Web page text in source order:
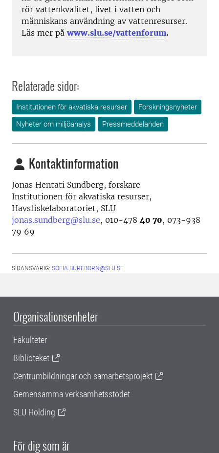
rör vattenkvalitet, livet i vatten och
människans användning av vattenresurser.
Läs mer påwww.slu.se/vattenforum.
Relaterade sidor:
Institutionen för akvatiska resurser
Forskningsnyheter
Nyheter om miljöanalys
Pressmeddelanden
Kontaktinformation
Jonas Hentati Sundberg, forskare
Institutionen för akvatiska resurser,
Havsfiskelaboratoriet, SLU
jonas.sundberg@slu.se, 010-478 40 70, 073-938
79 69
SIDANSVARIG: SOFIA.BUREBORN@SLU.SE
Organisationsenheter
Fakulteter
Biblioteket
Centrumbildningar och samarbetsprojekt
Gemensamma verksamhetsstödet
SLU Holding
För dig som är